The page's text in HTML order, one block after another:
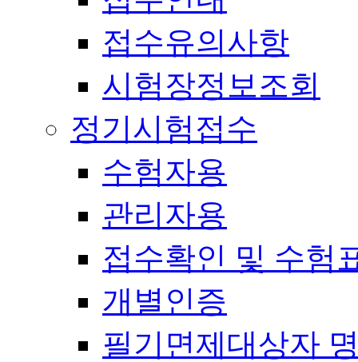
접수유의사항
시험장정보조회
정기시험접수
수험자용
관리자용
접수확인 및 수험
개별인증
필기면제대상자